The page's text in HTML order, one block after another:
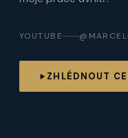
YOUTUBE
ZHLÉDNOUT